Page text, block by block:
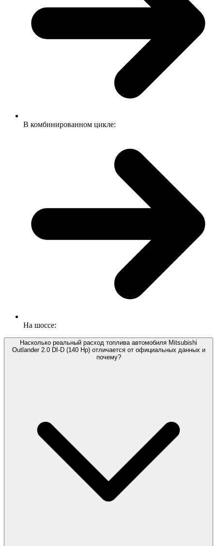
В комбинированном цикле:
На шоссе:
Насколько реальный расход топлива автомобиля Mitsubishi
Outlander 2.0 DI-D (140 Hp) отличается от официальных данных и
почему?